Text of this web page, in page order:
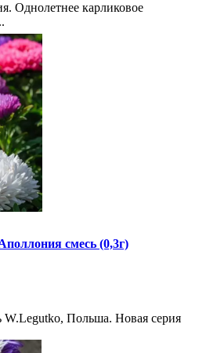
Однолетнее карликовое
смесь (0,3г)
W.Legutko, Польша. Новая серия